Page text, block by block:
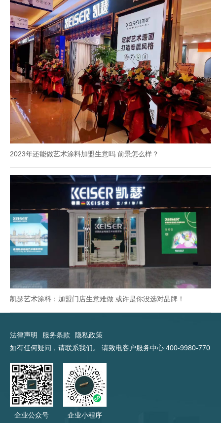
2023年还能做艺术涂料加盟生意吗 前景怎么样？
凯瑟艺术涂料：加盟门店生意难做 或许是你没选对品牌！
法律声明 服务条款
隐私政策
如有任何疑问，请联系我们。 请致电客户服务中心:400-9980-770
企业公众号 企业小程序